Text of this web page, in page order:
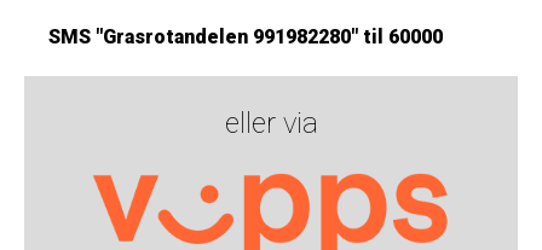
SMS "Grasrotandelen 991982280" til 60000
eller via